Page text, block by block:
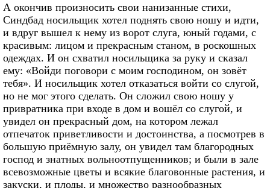
А окончив произносить свои нанизанные стихи,
Синдбад носильщик хотел поднять свою ношу и идти,
и вдруг вышел к нему из ворот слуга, юный годами, с
красивым: лицом и прекрасным станом, в роскошных
одеждах. И он схватил носильщика за руку и сказал
ему: «Войди поговори с моим господином, он зовёт
тебя». И носильщик хотел отказаться войти со слугой,
но не мог этого сделать. Он сложил свою ношу у
привратника при входе в дом и вошёл со слугой, и
увидел он прекрасный дом, на котором лежал
отпечаток приветливости и достоинства, а посмотрев в
большую приёмную залу, он увидел там благородных
господ и знатных вольноотпущенников; и были в зале
всевозможные цветы и всякие благовонные растения, и
закуски, и плоды, и множество разнообразных